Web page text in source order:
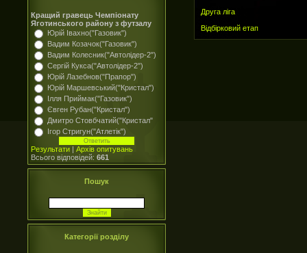
Кращий гравець Чемпіонату
Яготинського району з футзалу
Юрій Івахно("Газовик")
Вадим Козачок("Газовик")
Вадим Колесник("Автолідер-2")
Сергій Кукса("Автолідер-2")
Юрій Лазебнов("Прапор")
Юрій Маршевський("Кристал")
Ілля Приймак("Газовик")
Євген Рубан("Кристал")
Дмитро Стовбчатий("Кристал"
Ігор Стригун("Атлетік")
Результати | Архів опитувань
Всього відповідей: 661
Пошук
Категорії розділу
Друга ліга
Відбірковий етап